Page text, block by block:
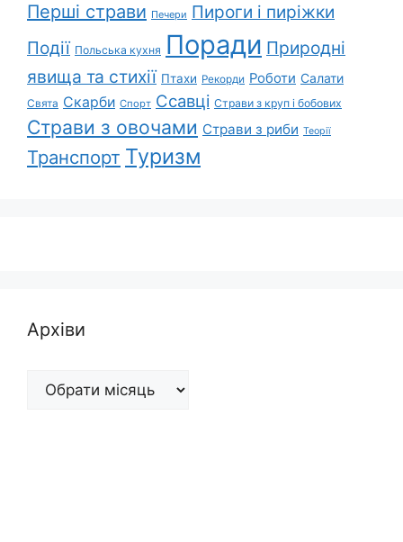
Перші страви Печери Пироги і пиріжки
Події Польська кухня Поради Природні
явища та стихії Птахи Рекорди Роботи Салати
Свята Скарби Спорт Ссавці Страви з круп і бобових
Страви з овочами Страви з риби Теорії
Транспорт Туризм
Архіви
Архіви